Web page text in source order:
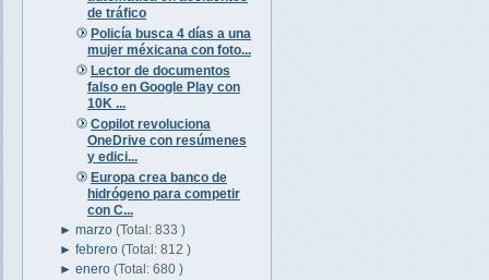
de tráfico
Policía busca 4 días a una
mujer méxicana con foto...
Lector de documentos
falso en Google Play con
10K ...
Copilot revoluciona
OneDrive con resúmenes
y edici...
Europa crea banco de
hidrógeno para competir
con C...
►marzo(Total: 833 )
►febrero(Total: 812 )
►enero(Total: 680 )